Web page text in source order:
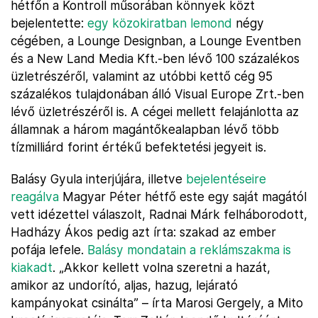
hétfőn a Kontroll műsorában könnyek közt
bejelentette: egy közokiratban lemond négy
cégében, a Lounge Designban, a Lounge Eventben
és a New Land Media Kft.-ben lévő 100 százalékos
üzletrészéről, valamint az utóbbi kettő cég 95
százalékos tulajdonában álló Visual Europe Zrt.-ben
lévő üzletrészéről is. A cégei mellett felajánlotta az
államnak a három magántőkealapban lévő több
tízmilliárd forint értékű befektetési jegyeit is.
Balásy Gyula interjújára, illetve bejelentéseire
reagálva Magyar Péter hétfő este egy saját magától
vett idézettel válaszolt, Radnai Márk felháborodott,
Hadházy Ákos pedig azt írta: szakad az ember
pofája lefele. Balásy mondatain a reklámszakma is
kiakadt. „Akkor kellett volna szeretni a hazát,
amikor az undorító, aljas, hazug, lejárató
kampányokat csinálta” – írta Marosi Gergely, a Mito